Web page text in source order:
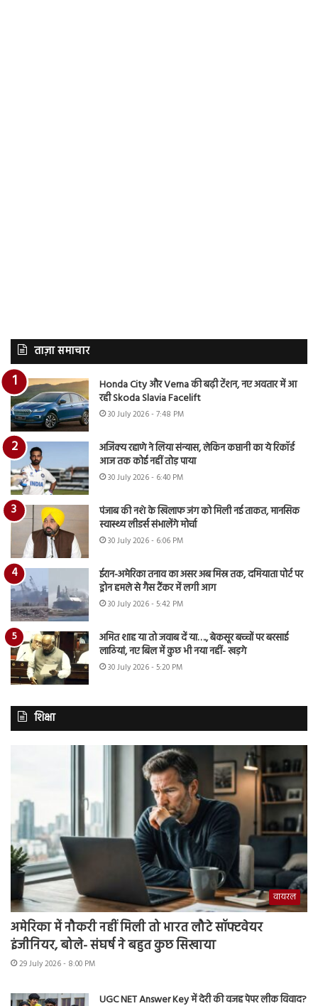
ताज़ा समाचार
Honda City और Verna की बढ़ी टेंशन, नए अवतार में आ
रही Skoda Slavia Facelift
30 July 2026 - 7:48 PM
अजिंक्य रहाणे ने लिया संन्यास, लेकिन कप्तानी का ये रिकॉर्ड
आज तक कोई नहीं तोड़ पाया
30 July 2026 - 6:40 PM
पंजाब की नशे के खिलाफ जंग को मिली नई ताकत, मानसिक
स्वास्थ्य लीडर्स संभालेंगे मोर्चा
30 July 2026 - 6:06 PM
ईरान-अमेरिका तनाव का असर अब मिस्र तक, दमियाता पोर्ट पर
ड्रोन हमले से गैस टैंकर में लगी आग
30 July 2026 - 5:42 PM
अमित शाह या तो जवाब दें या…., बेकसूर बच्चों पर बरसाई
लाठियां, नए बिल में कुछ भी नया नहीं- खड़गे
30 July 2026 - 5:20 PM
शिक्षा
वायरल
अमेरिका में नौकरी नहीं मिली तो भारत लौटे सॉफ्टवेयर
इंजीनियर, बोले- संघर्ष ने बहुत कुछ सिखाया
29 July 2026 - 8:00 PM
UGC NET Answer Key में देरी की वजह पेपर लीक विवाद?